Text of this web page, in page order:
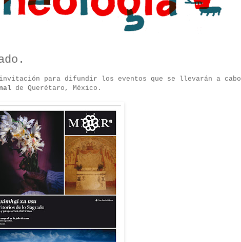
para difundir los eventos que se llevarán a cabo
de Querétaro, México.